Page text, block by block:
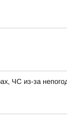
ЧС из-за